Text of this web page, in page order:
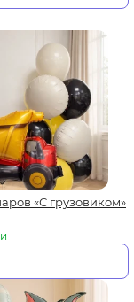
«С грузовиком»